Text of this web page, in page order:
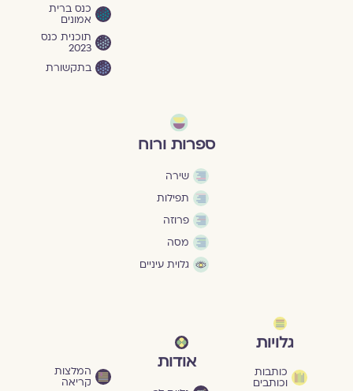
כנס ברית
אמונים
תוכנית כנס
2023
בתקשורת
ספרות ורוח
שירה
תפילות
פרוזה
מסה
גלוית עיניים
גלויות
כותבות
וכותבים
אודות המלצות
קריאה